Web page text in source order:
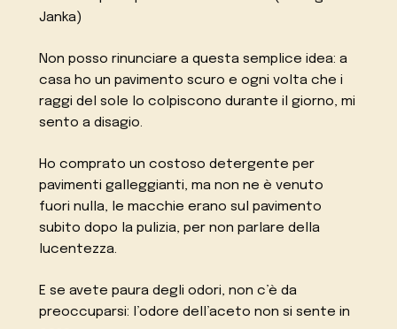
Janka)
Non posso rinunciare a questa semplice idea: a
casa ho un pavimento scuro e ogni volta che i
raggi del sole lo colpiscono durante il giorno, mi
sento a disagio.
Ho comprato un costoso detergente per
pavimenti galleggianti, ma non ne è venuto
fuori nulla, le macchie erano sul pavimento
subito dopo la pulizia, per non parlare della
lucentezza.
E se avete paura degli odori, non c’è da
preoccuparsi: l’odore dell’aceto non si sente in